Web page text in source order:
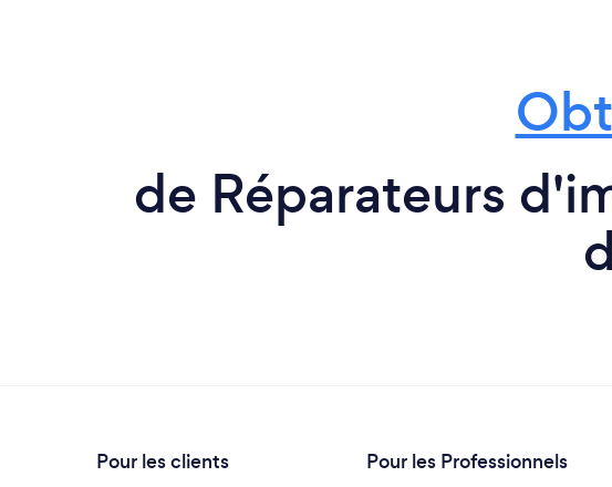
de Réparateurs
Pour les clients Pour les Professionnels